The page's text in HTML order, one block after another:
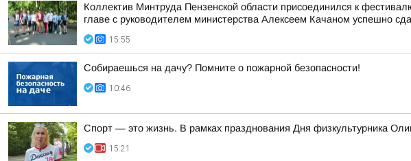
Коллектив Минтруда Пензенской области присоединился к
главе с руководителем министерства Алексеем Качаном успешно
15:55
Собираешься на дачу? Помните о пожарной безопасности!
10:46
Спорт — это жизнь. В рамках празднования Дня физкультурника
15:21